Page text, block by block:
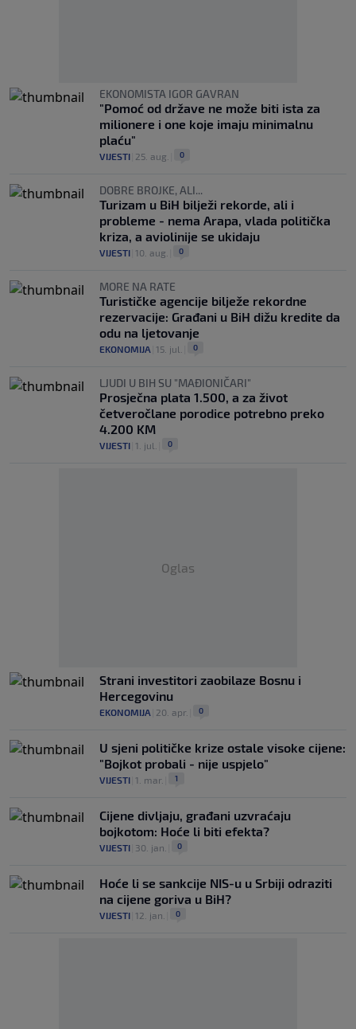
EKONOMISTA IGOR GAVRAN
"Pomoć od države ne može biti ista za
milionere i one koje imaju minimalnu
plaću"
VIJESTI 25. aug. 0
DOBRE BROJKE, ALI...
Turizam u BiH bilježi rekorde, ali i
probleme - nema Arapa, vlada politička
kriza, a aviolinije se ukidaju
VIJESTI 10. aug. 0
MORE NA RATE
Turističke agencije bilježe rekordne
rezervacije: Građani u BiH dižu kredite da
odu na ljetovanje
EKONOMIJA 15. jul. 0
LJUDI U BIH SU "MAĐIONIČARI"
Prosječna plata 1.500, a za život
četveročlane porodice potrebno preko
4.200 KM
VIJESTI 1. jul. 0
Oglas
Strani investitori zaobilaze Bosnu i
Hercegovinu
EKONOMIJA 20. apr. 0
U sjeni političke krize ostale visoke cijene:
"Bojkot probali - nije uspjelo"
VIJESTI 1. mar. 1
Cijene divljaju, građani uzvraćaju
bojkotom: Hoće li biti efekta?
VIJESTI 30. jan. 0
Hoće li se sankcije NIS-u u Srbiji odraziti
na cijene goriva u BiH?
VIJESTI 12. jan. 0